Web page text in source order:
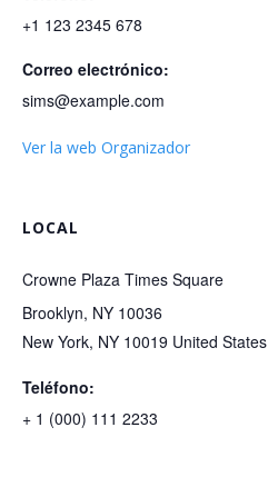
+1 123 2345 678
Correo electrónico:
sims@example.com
Ver la web Organizador
LOCAL
Crowne Plaza Times Square
Brooklyn, NY 10036
New York, NY 10019 United States
Teléfono:
+ 1 (000) 111 2233